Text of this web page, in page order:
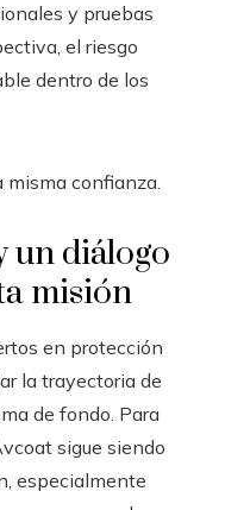
y pruebas
el riesgo
dentro de los
misma confianza.
un diálogo
misión
en protección
la trayectoria de
de fondo. Para
sigue siendo
especialmente